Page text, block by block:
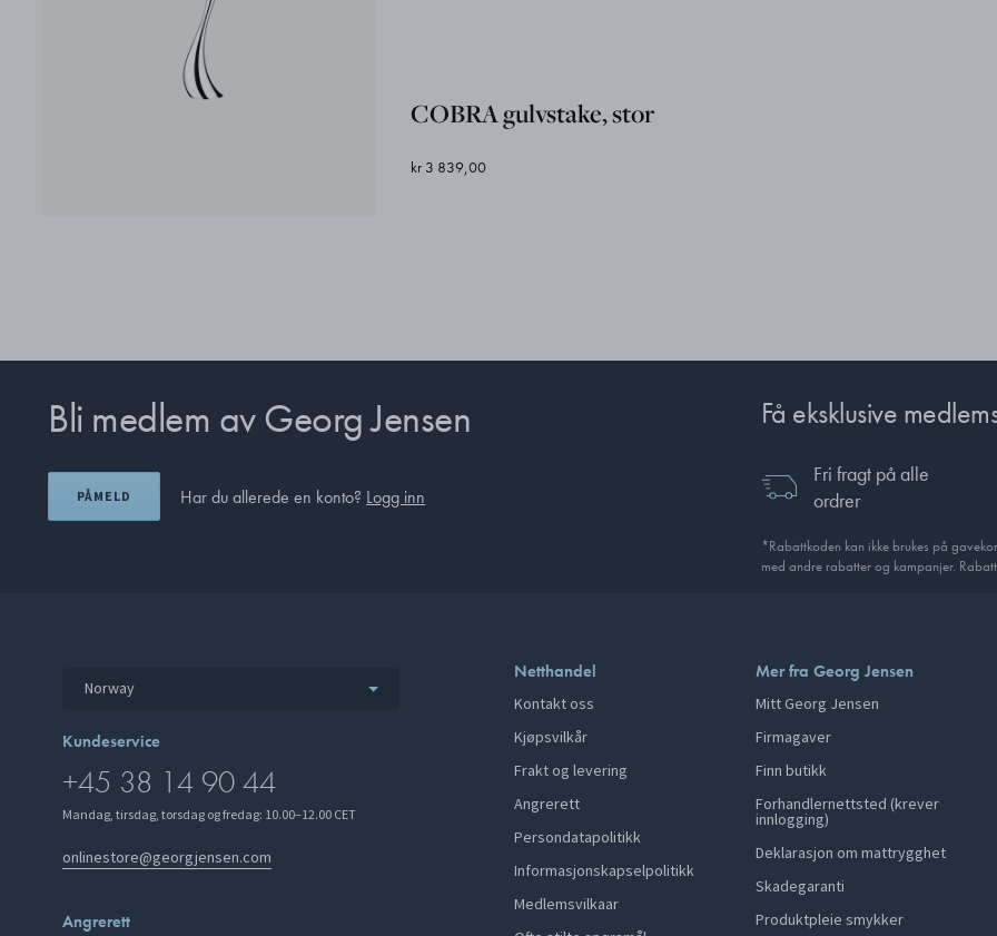
COBRA gulvstake, stor
kr 3 839,00
Bli medlem av Georg Jensen
PÅMELD Har du allerede en konto? Logg inn
Få eksklusive
Fri fragt på alle
ordrer
*Rabattkoden kan ikke brukes på
med andre rabatter og kampanjer.
Norway
Kundeservice
+45 38 14 90 44
Mandag, tirsdag, torsdag og fredag: 10.00–12.00 CET
onlinestore@georgjensen.com
Angrerett
Netthandel
Kontakt oss
Kjøpsvilkår
Frakt og levering
Angrerett
Persondatapolitikk
Informasjonskapselpolitikk
Medlemsvilkaar
Mer fra Georg Jensen
Mitt Georg Jensen
Firmagaver
Finn butikk
Forhandlernettsted (krever
innlogging)
Deklarasjon om mattrygghet
Skadegaranti
Produktpleie smykker